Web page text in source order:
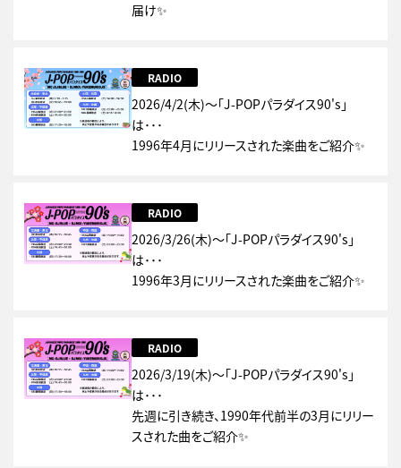
届け✨
RADIO
2026/4/2(木)～「J-POPパラダイス90's」
は･･･
1996年4月にリリースされた楽曲をご紹介✨
RADIO
2026/3/26(木)～「J-POPパラダイス90's」
は･･･
1996年3月にリリースされた楽曲をご紹介✨
RADIO
2026/3/19(木)～「J-POPパラダイス90's」
は･･･
先週に引き続き、1990年代前半の3月にリリー
スされた曲をご紹介✨